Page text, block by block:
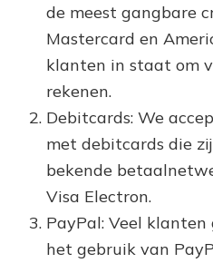
de meest gangbare
Mastercard en
klanten in staat om
rekenen.
Debitcards: We
met debitcards die
bekende
Visa Electron.
PayPal: Veel
het gebruik van